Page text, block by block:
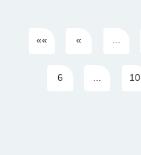
«« « ...
6 10